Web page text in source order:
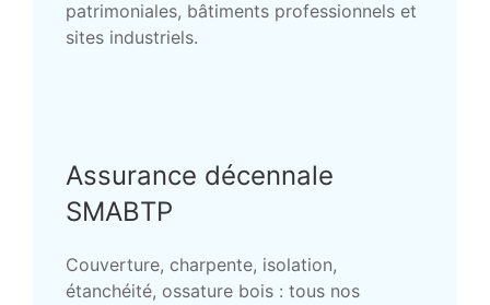
patrimoniales, bâtiments professionnels et
sites industriels.
Assurance décennale
SMABTP
Couverture, charpente, isolation,
étanchéité, ossature bois : tous nos